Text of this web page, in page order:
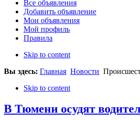
Все объявления
Добавить объявление
Мои объявления
Мой профиль
Правила
Skip to content
Вы здесь: Главная Новости
Skip to content
В Тюмени осудят